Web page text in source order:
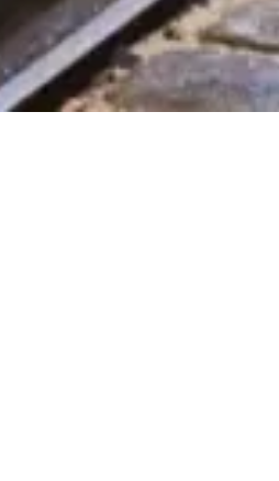
Tourist Card. Fragen Sie mich zu